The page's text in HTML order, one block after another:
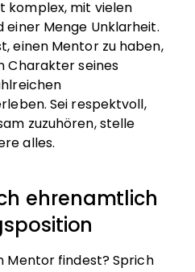
komplex, mit vielen
einer Menge Unklarheit.
einen Mentor zu haben,
Charakter seines
Sei respektvoll,
zuzuhören, stelle
alles.
ehrenamtlich
Mentor findest? Sprich